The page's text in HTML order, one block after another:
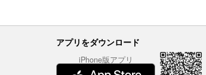
アプリをダウンロード
iPhone版アプリ